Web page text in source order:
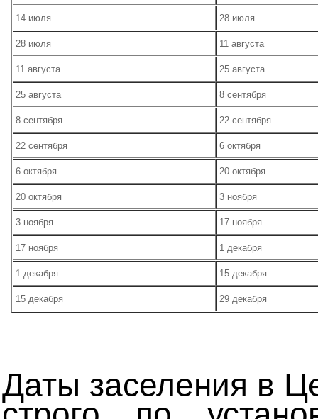
14 июля 28 июля
28 июля 11 августа
11 августа 25 августа
25 августа 8 сентября
8 сентября 22 сентября
22 сентября 6 октября
6 октября 20 октября
20 октября 3 ноября
3 ноября 17 ноября
17 ноября 1 декабря
1 декабря 15 декабря
15 декабря 29 декабря
Даты заселения в